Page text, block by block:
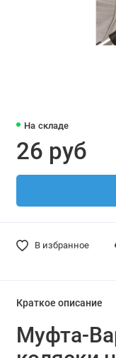
На складе
26 руб
В избранное
Краткое описание
Муфта-